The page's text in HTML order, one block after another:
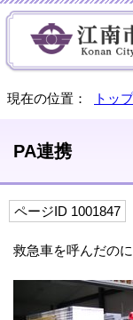
現在の位置： トッ
PA連携
ページID 1001847
救急車を呼んだの